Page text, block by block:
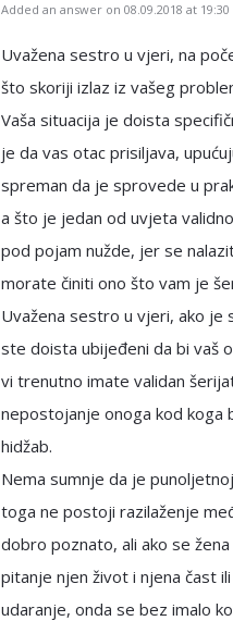
Added an answer on 08.09.2018 at 19:30
Uvažena sestro u vjeri, na
što skoriji izlaz iz vašeg
Vaša situacija je doista
je da vas otac prisiljava,
spreman da je sprovede u
a što je jedan od uvjeta
pod pojam nužde, jer se
morate činiti ono što vam je
Uvažena sestro u vjeri, ako je
ste doista ubijeđeni da bi vaš
vi trenutno imate validan
nepostojanje onoga kod koga
hidžab.
Nema sumnje da je
toga ne postoji razilaženje
dobro poznato, ali ako se
pitanje njen život i njena čast
udaranje, onda se bez imalo